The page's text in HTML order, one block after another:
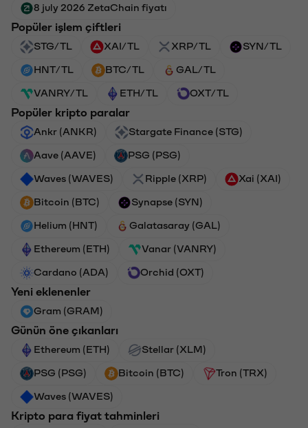
8 july 2026 ZetaChain fiyatı
Popüler işlem çiftleri
STG/TL XAI/TL XRP/TL SYN/TL
HNT/TL BTC/TL GAL/TL
VANRY/TL ETH/TL OXT/TL
Popüler kripto paralar
Ankr (ANKR) Stargate Finance (STG)
Aave (AAVE) PSG (PSG)
Waves (WAVES) Ripple (XRP) Xai (XAI)
Bitcoin (BTC) Synapse (SYN)
Helium (HNT) Galatasaray (GAL)
Ethereum (ETH) Vanar (VANRY)
Cardano (ADA) Orchid (OXT)
Yeni eklenenler
Gram (GRAM)
Günün öne çıkanları
Ethereum (ETH) Stellar (XLM)
PSG (PSG) Bitcoin (BTC) Tron (TRX)
Waves (WAVES)
Kripto para fiyat tahminleri